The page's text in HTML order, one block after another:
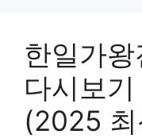
한일가
다시보
(2025 최